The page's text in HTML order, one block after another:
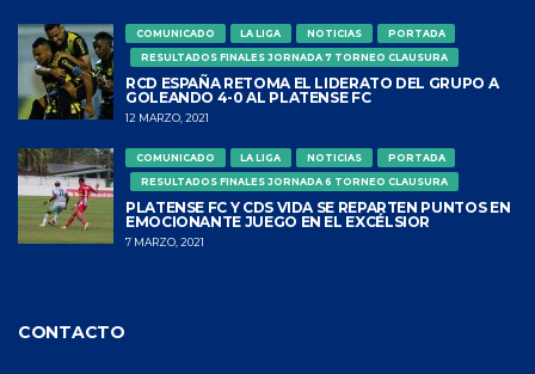
COMUNICADO LA LIGA NOTICIAS
PORTADA
RESULTADOS FINALES JORNADA 7 TORNEO CLAUSURA
RCD ESPAÑA RETOMA EL LIDERATO DEL GRUPO A
GOLEANDO 4-0 AL PLATENSE FC
12 MARZO, 2021
COMUNICADO LA LIGA NOTICIAS
PORTADA
RESULTADOS FINALES JORNADA 6 TORNEO CLAUSURA
PLATENSE FC Y CDS VIDA SE REPARTEN PUNTOS EN
EMOCIONANTE JUEGO EN EL EXCÉLSIOR
7 MARZO, 2021
CONTACTO